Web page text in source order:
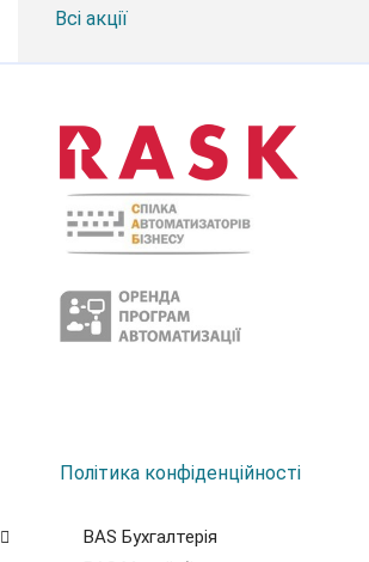
Всі акції
Політика конфіденційності
BAS Бухгалтерія